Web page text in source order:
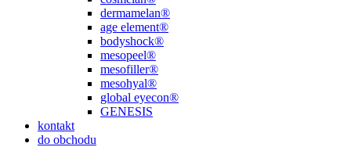
dermamelan®
age element®
bodyshock®
mesopeel®
mesofiller®
mesohyal®
global eyecon®
GENESIS
kontakt
do obchodu